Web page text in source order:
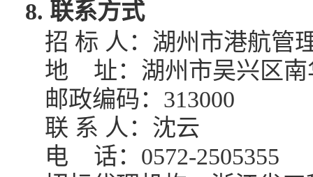
8. 联系方式
招 标 人：湖州市港航管
地
址：湖州市吴兴区
邮政编码： 313000
联 系 人：沈云
电
话： 0572-2505355